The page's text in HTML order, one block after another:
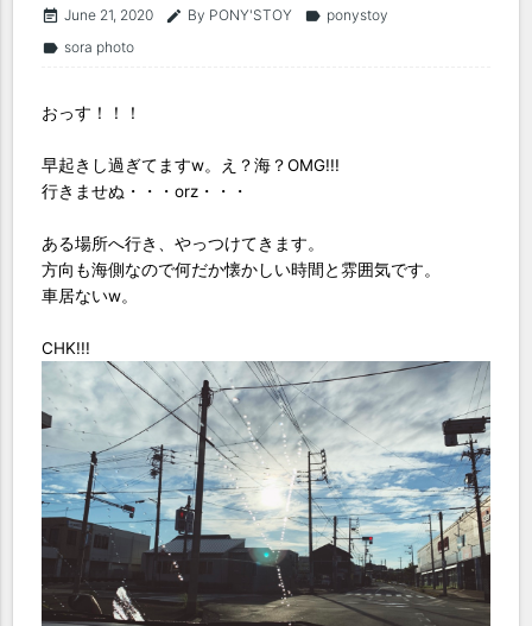
event_note June 21, 2020 edit By PONY'STOY label ponystoy
label sora photo
おっす！！！
早起きし過ぎてますw。え？海？OMG!!!
行きませぬ・・・orz・・・
ある場所へ行き、やっつけてきます。
方向も海側なので何だか懐かしい時間と雰囲気です。
車居ないw。
CHK!!!